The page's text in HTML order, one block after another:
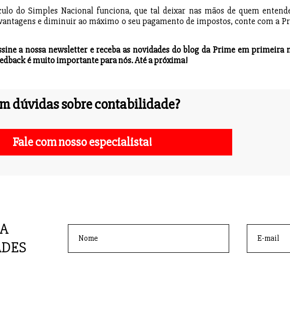
do Simples Nacional funciona, que tal deixar nas mãos de quem
e diminuir ao máximo o seu pagamento de impostos, conte com a
a nossa newsletter e receba as novidades do blog da Prime em primeira
é muito importante para nós. Até a próxima!
dúvidas sobre contabilidade?
Fale com nosso especialista!